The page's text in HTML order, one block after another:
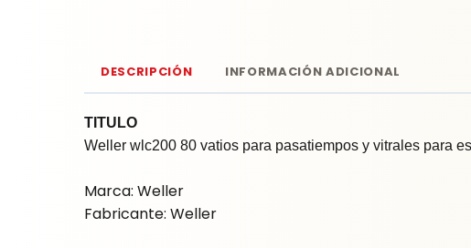
DESCRIPCIÓN INFORMACIÓN ADICIONAL
TITULO
Weller wlc200 80 vatios para pasatiempos y vitrales para
Marca: Weller
Fabricante: Weller